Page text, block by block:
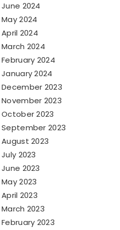
June 2024
May 2024
April 2024
March 2024
February 2024
January 2024
December 2023
November 2023
October 2023
September 2023
August 2023
July 2023
June 2023
May 2023
April 2023
March 2023
February 2023